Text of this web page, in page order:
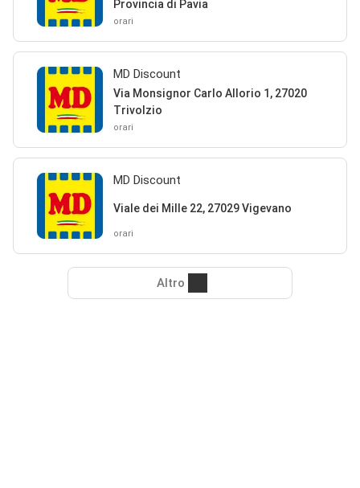
Provincia di Pavia
orari
MD Discount
Via Monsignor Carlo Allorio 1, 27020
Trivolzio
orari
MD Discount
Viale dei Mille 22, 27029 Vigevano
orari
Altro